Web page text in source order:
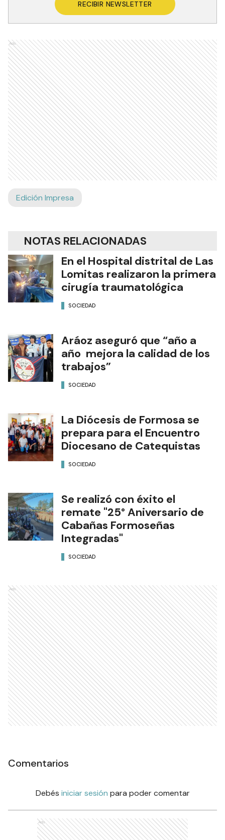
RECIBIR NEWSLETTER
Ads
Edición Impresa
NOTAS RELACIONADAS
En el Hospital distrital de Las
Lomitas realizaron la primera
cirugía traumatológica
SOCIEDAD
Aráoz aseguró que “año a
año mejora la calidad de los
trabajos”
SOCIEDAD
La Diócesis de Formosa se
prepara para el Encuentro
Diocesano de Catequistas
SOCIEDAD
Se realizó con éxito el
remate "25° Aniversario de
Cabañas Formoseñas
Integradas"
SOCIEDAD
Ads
Comentarios
Debés iniciar sesión para poder comentar
Ads